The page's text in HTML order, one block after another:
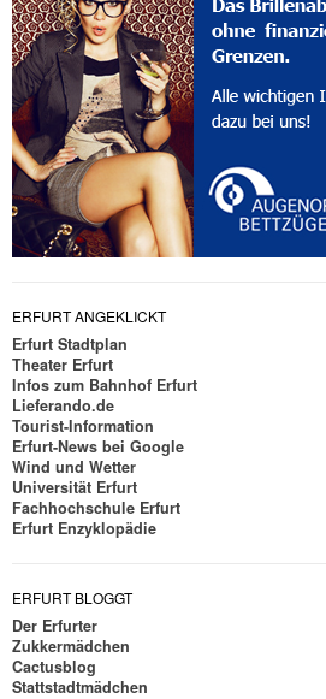
ERFURT ANGEKLICKT
Erfurt Stadtplan
Theater Erfurt
Infos zum Bahnhof Erfurt
Lieferando.de
Tourist-Information
Erfurt-News bei Google
Wind und Wetter
Universität Erfurt
Fachhochschule Erfurt
Erfurt Enzyklopädie
ERFURT BLOGGT
Der Erfurter
Zukkermädchen
Cactusblog
Stattstadtmädchen